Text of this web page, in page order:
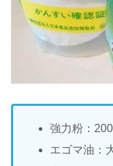
強力粉：
エゴマ油：